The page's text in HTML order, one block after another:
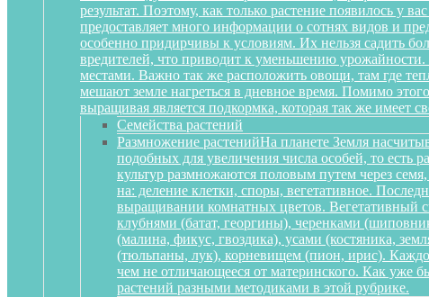
результат. Поэтому, как только растение появилось у
предоставляет много информации о сотнях видов и
особенно придирчивы к условиям. Их нельзя садить
вредителей, что приводит к уменьшению урожайности.
местами. Важно так же расположить овощи, там где
мешают земле нагреться в дневное время. Помимо
выращивая является подкормка, которая так же
Семейства растений
Размножение растенийНа планете Земля
подобных для увеличения числа особей, то есть
культур размножаются половым путем через
на: деление клетки, споры, вегетативное.
выращивании комнатных цветов. Вегетативный
клубнями (батат, георгины), черенками
(малина, фикус, гвоздика), усами (костяника,
(тюльпаны, лук), корневищем (пион, ирис).
чем не отличающееся от материнского. Как уже
растений разными методиками в этой рубрике.